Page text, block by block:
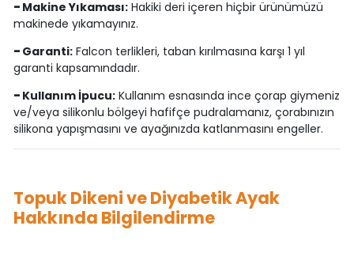
- Makine Yıkaması:Hakiki deri içeren hiçbir ürünümüzü
makinede yıkamayınız.
- Garanti:Falcon terlikleri, taban kırılmasına karşı 1 yıl
garanti kapsamındadır.
- Kullanım İpucu:Kullanım esnasında ince çorap giymeniz
ve/veya silikonlu bölgeyi hafifçe pudralamanız, çorabınızın
silikona yapışmasını ve ayağınızda katlanmasını engeller.
Topuk Dikeni ve Diyabetik Ayak
Hakkında Bilgilendirme